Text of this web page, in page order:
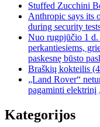
Stuffed Zucchini
Anthropic says its
during security
Nuo rugpjūčio 1 d.
perkantiesiems,
paskesnę būsto
Braškių kokteilis
„Land Rover“
pagaminti elektrinį
Kategorijos